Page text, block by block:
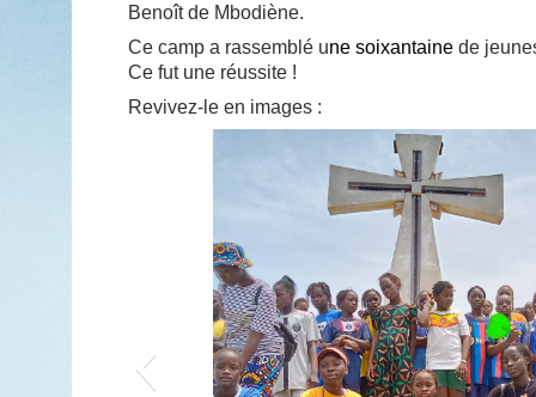
Benoît de Mbodiène.
Ce camp a rassemblé une soixantaine de
Ce fut une réussite !
Revivez-le en images :